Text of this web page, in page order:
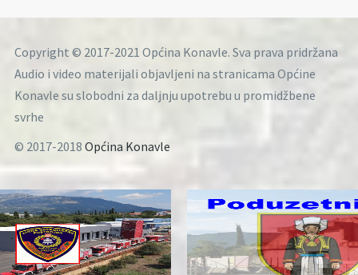
Copyright © 2017-2021 Općina Konavle. Sva prava pridržana
Audio i video materijali objavljeni na stranicama Općine
Konavle su slobodni za daljnju upotrebu u promidžbene
svrhe
© 2017-2018 Općina Konavle